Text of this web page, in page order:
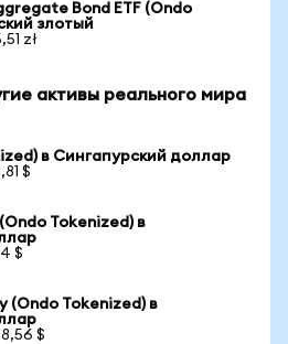
Bond ETF (Ondo
злотый
zł
активы реального мира
в Сингапурский доллар
$
Tokenized) в
$
(Ondo Tokenized) в
$